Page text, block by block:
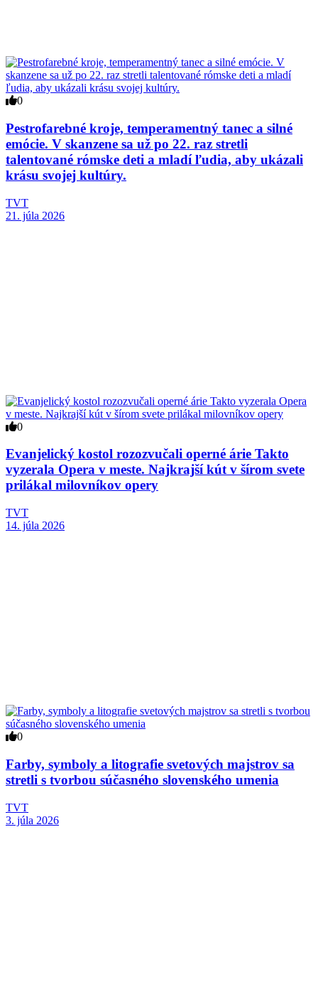
0
Pestrofarebné kroje, temperamentný tanec a silné
emócie. V skanzene sa už po 22. raz stretli
talentované rómske deti a mladí ľudia, aby ukázali
krásu svojej kultúry.
TVT
21. júla 2026
0
Evanjelický kostol rozozvučali operné árie Takto
vyzerala Opera v meste. Najkrajší kút v šírom svete
prilákal milovníkov opery
TVT
14. júla 2026
0
Farby, symboly a litografie svetových majstrov sa
stretli s tvorbou súčasného slovenského umenia
TVT
3. júla 2026